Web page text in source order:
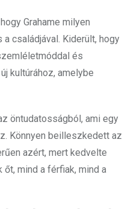
Grahame milyen
családjával. Kiderült, hogy
és
kultúrához, amelybe
öntudatosságból, ami egy
Könnyen beilleszkedett az
azért, mert kedvelte
mind a férfiak, mind a